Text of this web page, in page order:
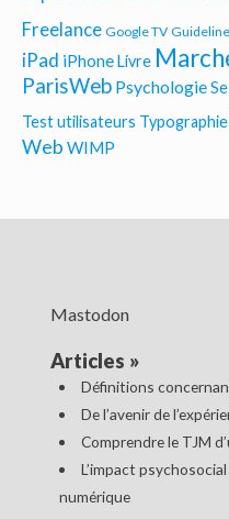
Freelance Google TV
iPad iPhoneLivre
ParisWeb Psychologie
Test utilisateurs Typographie
Web WIMP
Mastodon
Articles »
Définitions
De l’avenir de
Comprendre le TJM
L’impact
numérique